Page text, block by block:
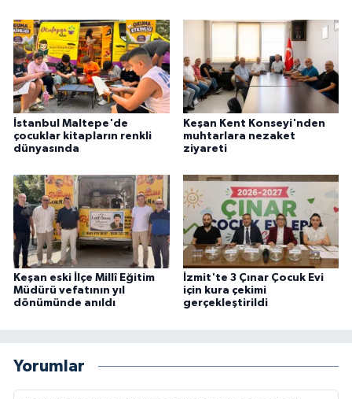
İstanbul Maltepe'de
çocuklar kitapların renkli
dünyasında
Keşan Kent Konseyi'nden
muhtarlara nezaket
ziyareti
Keşan eski İlçe Millî Eğitim
Müdürü vefatının yıl
dönümünde anıldı
İzmit'te 3 Çınar Çocuk Evi
için kura çekimi
gerçekleştirildi
Yorumlar